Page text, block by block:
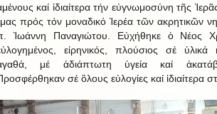
καί ἱδιαίτερα τήν εὐγνωμοσύνη τῆς
πρός τόν μοναδικό Ἱερέα τῶν ακρητικῶν
Ἰωάννη Παναγιώτου. Εὐχήθηκε ὁ Νέος
εἰρηνικός, πλούσιος σέ ὑλικά
μέ ἀδιάπτωτη ὑγεία καί
σέ ὃλους εὐλογίες καί ἱδιαίτερα